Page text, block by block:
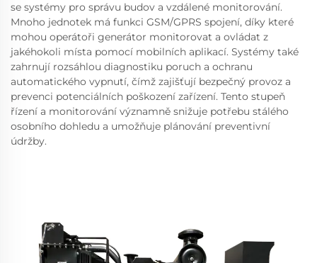
se systémy pro správu budov a vzdálené monitorování.
Mnoho jednotek má funkci GSM/GPRS spojení, díky které
mohou operátoři generátor monitorovat a ovládat z
jakéhokoli místa pomocí mobilních aplikací. Systémy také
zahrnují rozsáhlou diagnostiku poruch a ochranu
automatického vypnutí, čímž zajišťují bezpečný provoz a
prevenci potenciálních poškození zařízení. Tento stupeň
řízení a monitorování významně snižuje potřebu stálého
osobního dohledu a umožňuje plánování preventivní
údržby.